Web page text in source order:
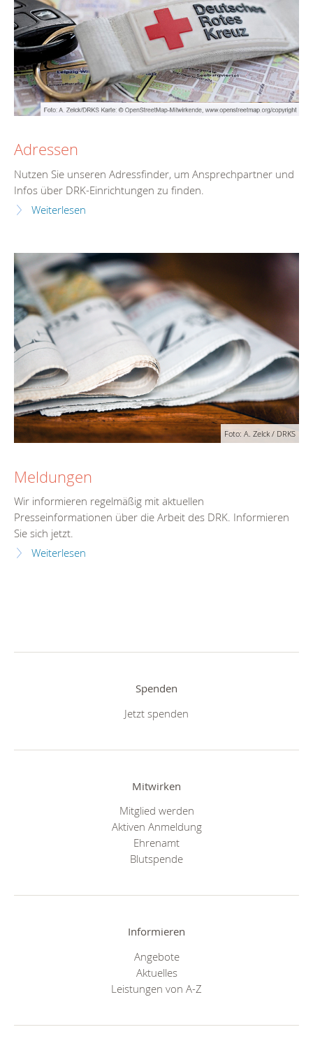
Adressen
Nutzen Sie unseren Adressfinder, um Ansprechpartner und
Infos über DRK-Einrichtungen zu finden.
Weiterlesen
Foto: A. Zelck / DRKS
Meldungen
Wir informieren regelmäßig mit aktuellen
Presseinformationen über die Arbeit des DRK. Informieren
Sie sich jetzt.
Weiterlesen
Spenden
Jetzt spenden
Mitwirken
Mitglied werden
Aktiven Anmeldung
Ehrenamt
Blutspende
Informieren
Angebote
Aktuelles
Leistungen von A-Z